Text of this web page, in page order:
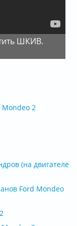
Mondeo 2
(на двигателе
Ford Mondeo